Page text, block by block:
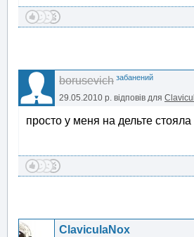
borusevich забанений
29.05.2010 р. відповів для
просто у меня на дельте
ClaviculaNox